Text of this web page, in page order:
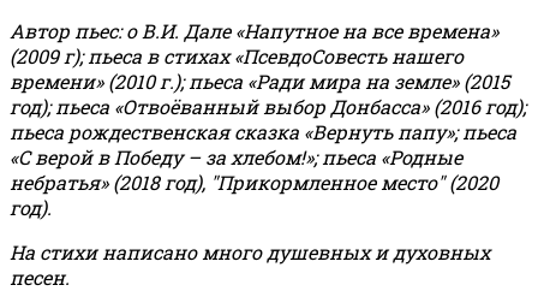
Автор пьес: о В.И. Дале «Напутное на все времена»
(2009 г); пьеса в стихах «ПсевдоСовесть нашего
времени» (2010 г.); пьеса «Ради мира на земле» (2015
год); пьеса «Отвоёванный выбор Донбасса» (2016 год);
пьеса рождественская сказка «Вернуть папу»; пьеса
«С верой в Победу – за хлебом!»;пьеса «Родные
небратья» (2018 год), "Прикормленное место" (2020
год).
На стихи написано много душевных и духовных
песен.